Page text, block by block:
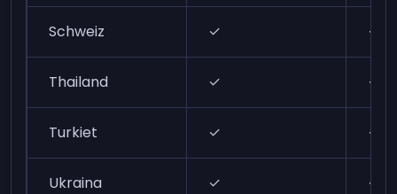
Schweiz ✓ ✓
Thailand ✓ ✓
Turkiet ✓ ✓
Ukraina ✓ ✓